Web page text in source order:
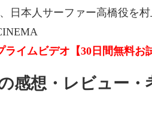
日本人サーファー高橋役を
イムビデオ【30日間無料お
感想・レビュー